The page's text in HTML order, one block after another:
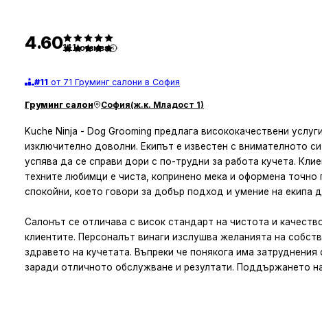
4.60111 отзива
#11 от 71 Груминг салони в София
Груминг салон София(ж.к. Младост 1)
Kuche Ninja - Dog Grooming предлага висококачествени
изключително доволни. Екипът е известен с внимателното
успява да се справи дори с по-трудни за работа кучета.
техните любимци е чиста, копринено мека и оформена
спокойни, което говори за добър подход и умение на екипа
Салонът се отличава с висок стандарт на чистота и
клиентите. Персоналът винаги изслушва желанията на
здравето на кучетата. Въпреки че понякога има
заради отличното обслужване и резултати. Поддържането